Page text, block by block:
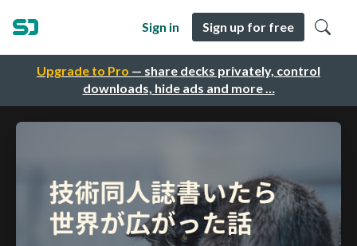
Upgrade to Pro — share decks privately, control
downloads, hide ads and more …
Sign in Sign up for free